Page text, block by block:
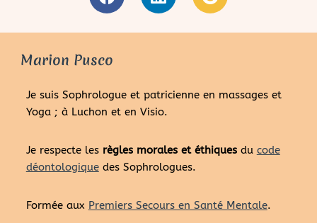
Marion Pusco
Je suis Sophrologue et patricienne en massages et
Yoga ; à Luchon et en Visio.
Je respecte les règles morales et éthiquesdu code
déontologiquedes Sophrologues.
Formée aux Premiers Secours en Santé Mentale.